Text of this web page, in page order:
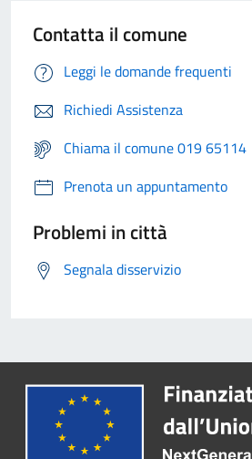
Contatta il comune
Leggi le domande frequenti
Richiedi Assistenza
Chiama il comune 019 65114
Prenota un appuntamento
Problemi in città
Segnala disservizio